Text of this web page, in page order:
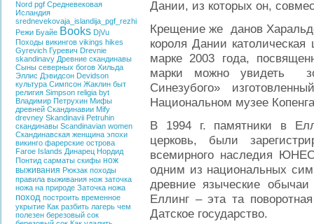
Nord pgf Средневековая
Исландия
srednevekovaja_islandija_pgf_rezhi
Режи Буайе Books DjVu
Походы викингов vikings hikes
Gyrevich Гуревич Drevnie
skandinavy Древние скандинавы
Сыны северных богов Хильда
Эллис Дэвидсон Devidson
культура Симпсон Жаклин быт
религия Simpson religia byt
Владимир Петрухин Мифы
древней Скандинавии Mify
drevney Skandinavii Petruhin
скандинавы Scandinavian women
Скандинавская женщина эпохи
викинго фарерские острова
Faroe Islands Динарец Нордид
Понтид сарматы скифы нож
выживания Рюкзак походы
правила выживания нож заточка
ножа на природе Заточка ножа
поход построить временное
укрытие Как разбить лагерь чем
полезен березовый сок
Дании, из которых он,
Крещение же данов
короля Дании
марке 2003 года,
марки можно увидеть
Синезубого»
Национальном музее
В 1994 г. памятники в
церковь, были
всемирного наследия
одним из национальных
древние языческие
Еллинг – эта та
Датское государство.